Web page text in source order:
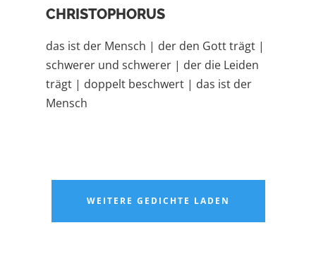
CHRISTOPHORUS
das ist der Mensch | der den Gott trägt |
schwerer und schwerer | der die Leiden
trägt | doppelt beschwert | das ist der
Mensch
WEITERE GEDICHTE LADEN